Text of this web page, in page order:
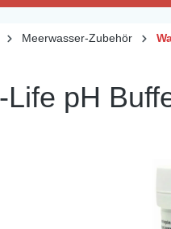
Meerwasser-Zubehör
Life pH